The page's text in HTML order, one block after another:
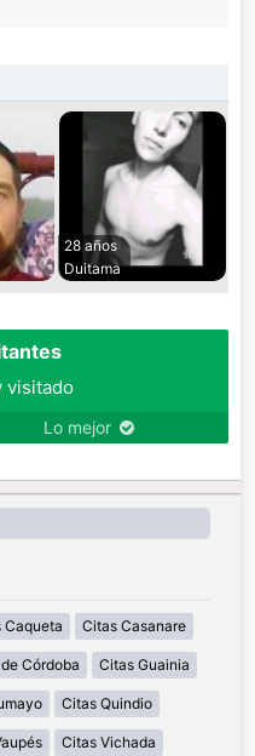
28 años
Duitama
visitado
Lo mejor
Caqueta Citas Casanare
Córdoba Citas Guainia
Citas Quindio
Citas Vichada